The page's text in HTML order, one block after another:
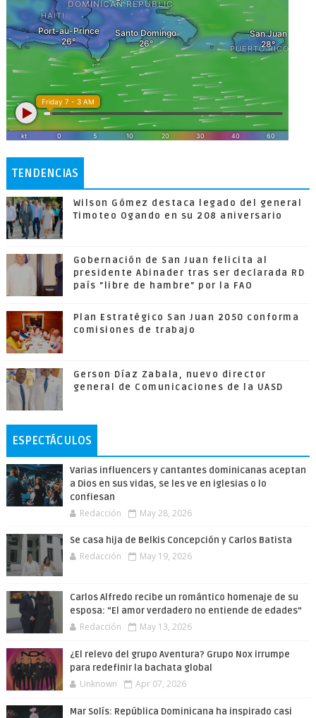
TENDENCIAS
Wilson Gómez destaca legado del general
Timoteo Ogando en su 208 aniversario
Gobernación de San Juan felicita al
presidente Abinader tras ser declarada RD
país "libre de hambre" por la FAO
Plan Estratégico San Juan 2050 conforma
comisiones de trabajo
Gerson Díaz Zabala, nuevo director
general de Comunicaciones de la UASD
ESPECTÁCULOS
Varias influencers y cantantes dominicanas aceptan
a Dios en sus vidas, se les ve en iglesias o lo
confiesan
Redacción May 28, 2026
Se casa hija de Belkis Concepción y Carlos Batista
Redacción May 19, 2026
Carlos Alfredo recibe un romántico homenaje de su
esposa: “El amor verdadero no entiende de edades”
Redacción May 13, 2026
¿El relevo del grupo Aventura? Grupo Nox irrumpe
para redefinir la bachata global
Unknown Apr 07, 2026
Mar Solís: República Dominicana ha inspirado casi